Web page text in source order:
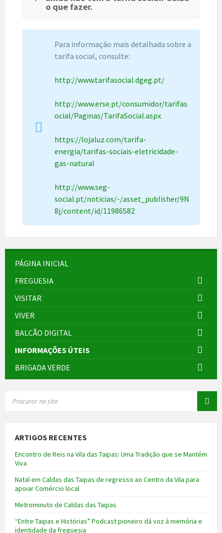
o que fazer.
Para informação mais detalhada sobre a
tarifa social, consulte:
http://www.tarifasocial.dgeg.pt/
http://www.erse.pt/consumidor/tarifas
ocial/Paginas/TarifaSocial.aspx
https://lojaluz.com/tarifa-
energia/tarifas-sociais-eletricidade-
gas-natural
http://www.seg-
social.pt/noticias/-/asset_publisher/9N
8j/content/id/11986582
PÁGINA INICIAL
FREGUESIA
VISITAR
VIVER
BALCÃO DIGITAL
INFORMAÇÕES ÚTEIS
BRIGADA VERDE
ARTIGOS RECENTES
Encontro de Reis na Vila das Taipas: Uma Tradição que se Mantém
Viva
Natal em Caldas das Taipas de regresso ao Centro da Vila para
apoiar Comércio local
Metrominuto de Caldas das Taipas
“Entre Taipas e Histórias” Podcast pioneiro dá voz à memória e
identidade da freguesia